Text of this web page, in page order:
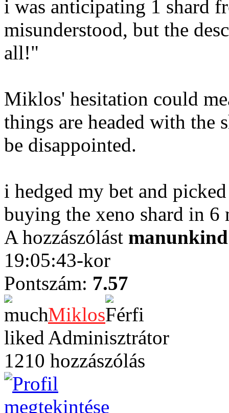
i was anticipating 1 shard
misunderstood, but the
all!"
Miklos' hesitation could
things are headed with the
be disappointed.
i hedged my bet and
buying the xeno shard in 6
A hozzászólást manunkind
19:05:43-kor
Pontszám: 7.57
Miklos
Adminisztrátor
1210 hozzászólás